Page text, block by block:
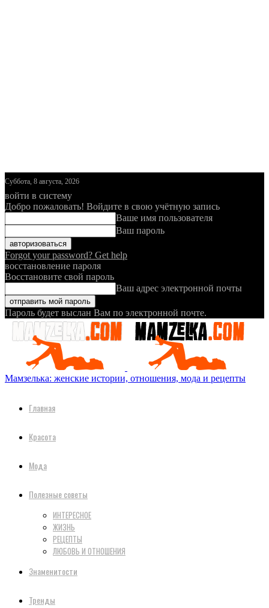
Суббота, 8 августа, 2026
войти в систему
Добро пожаловать! Войдите в свою учётную запись
Ваше имя пользователя
Ваш пароль
Forgot your password? Get help
восстановление пароля
Восстановите свой пароль
Ваш адрес электронной почты
Пароль будет выслан Вам по электронной почте.
Мамзелька: женские истории, отношения, мода и рецепты
Главная
Красота
Мода
Полезные советы
ИНТЕРЕСНОЕ
ЖИЗНЬ
РЕЦЕПТЫ
ЛЮБОВЬ И ОТНОШЕНИЯ
Знаменитости
Тренды